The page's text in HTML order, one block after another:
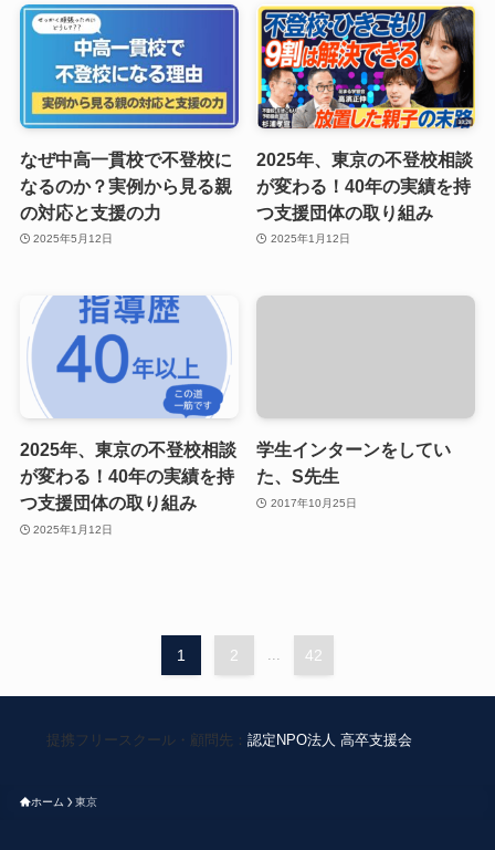
なぜ中高一貫校で不登校に
なるのか？実例から見る親
の対応と支援の力
2025年5月12日
2025年、東京の不登校相談
が変わる！40年の実績を持
つ支援団体の取り組み
2025年1月12日
2025年、東京の不登校相談
が変わる！40年の実績を持
つ支援団体の取り組み
2025年1月12日
学生インターンをしてい
た、S先生
2017年10月25日
1 2 42
提携フリースクール・顧問先： 認定NPO法人 高卒支援会
ホーム 東京